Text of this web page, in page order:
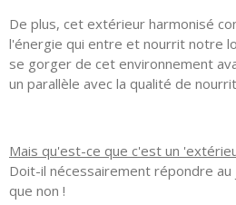
De plus, cet extérieur harmonisé
l'énergie qui entre et nourrit notre
se gorger de cet environnement
un parallèle avec la qualité de
Mais qu'est-ce que c'est un
Doit-il nécessairement répondre au
que non !